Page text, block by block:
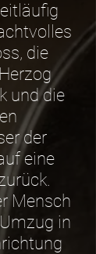
die
und die
der
eine
Mensch
in